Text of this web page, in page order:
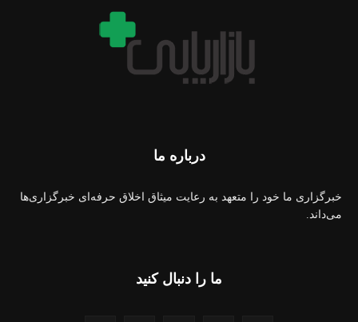
درباره ما
خبرگزاری ما خود را متعهد به رعایت میثاق اخلاق حرفه‌ای خبرگزاری‌ها
می‌داند.
ما را دنبال کنید